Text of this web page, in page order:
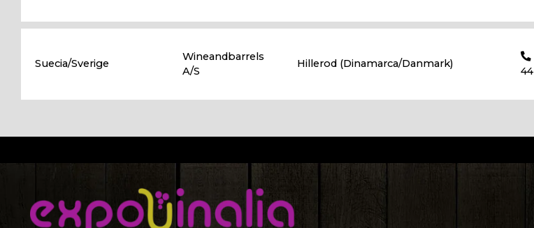
Suecia/Sverige
Wineandbarrels
A/S
Hillerod (Dinamarca/Danmark)
44